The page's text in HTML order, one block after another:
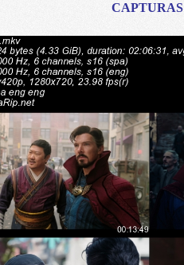
CAPTURAS